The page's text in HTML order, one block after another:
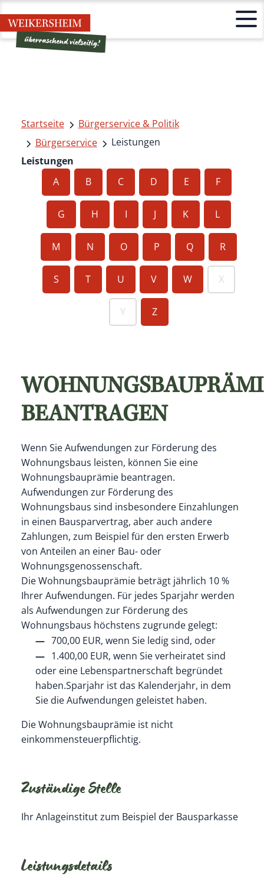
Startseite
Bürgerservice & Politik
Bürgerservice
Leistungen
Leistungen
A
B C D E F
G H I J K L
M N O P Q R
S T U V W X
Y Z
BEANTRAGEN
Wenn Sie Aufwendungen zur Förderung des
Wohnungsbaus leisten, können Sie eine
Wohnungsbauprämie beantragen.
Aufwendungen zur Förderung des
Wohnungsbaus sind insbesondere Einzahlungen
in einen Bausparvertrag, aber auch andere
Zahlungen, zum Beispiel für den ersten Erwerb
von Anteilen an einer Bau- oder
Wohnungsgenossenschaft.
Die Wohnungsbauprämie beträgt jährlich 10 %
Ihrer Aufwendungen. Für jedes Sparjahr werden
als Aufwendungen zur Förderung des
Wohnungsbaus höchstens zugrunde gelegt:
700,00 EUR, wenn Sie ledig sind, oder
1.400,00 EUR, wenn Sie verheiratet sind
oder eine Lebenspartnerschaft begründet
haben.Sparjahr ist das Kalenderjahr, in dem
Sie die Aufwendungen geleistet haben.
Die Wohnungsbauprämie ist nicht
einkommensteuerpflichtig.
Zuständige Stelle
Ihr Anlageinstitut zum Beispiel der Bausparkasse
Leistungsdetails